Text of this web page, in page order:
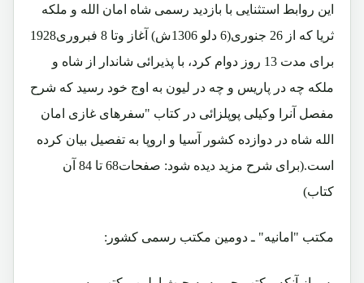
این روابط استثنایی با بازدید رسمی شاه امان الله و ملکه
ثریا که از 26 جنوری(6 دلو 1306ش) آغاز وتا 8 فبروری1928
برای مدت 13 روز دوام کرد، با پذیرائی شاندار از شاه و
ملکه چه در پاریس و چه در لیون به اوج خود رسید که شرح
مفصل آنرا وکیلی پوپلزائی در کتاب "سفرهای غازی امان
الله شاه در دوازده کشور آسیا و اروپا به تفصیل بیان کرده
است.(برای شرح مزید دیده شود: صفحات68 تا 84 آن
کتاب)
مکتب "امانیه" ـ دومین مکتب رسمی کشور: